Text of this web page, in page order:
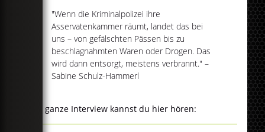
"Wenn die Kriminalpolizei ihre
Asservatenkammer räumt, landet das bei
uns – von gefälschten Pässen bis zu
beschlagnahmten Waren oder Drogen. Das
wird dann entsorgt, meistens verbrannt." –
Sabine Schulz-Hammerl
Das ganze Interview kannst du hier hören: